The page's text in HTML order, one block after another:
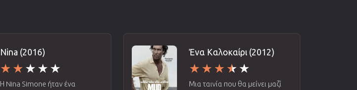
Nina (2016)
Η Nina Simone ήταν ένα
Ένα Καλοκαίρι (2012)
Μια ταινία που θα μείνει μαζί